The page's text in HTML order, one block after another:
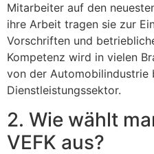
Mitarbeiter auf den
ihre Arbeit tragen sie zur
Vorschriften und
Kompetenz wird in vielen
von der Automobilindustrie
Dienstleistungssektor.
2. Wie wählt
VEFK aus?